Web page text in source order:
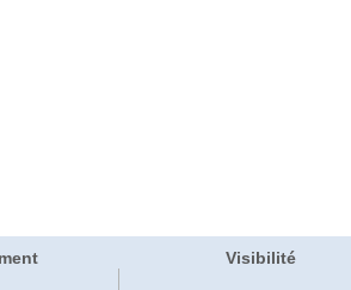
Visibilité